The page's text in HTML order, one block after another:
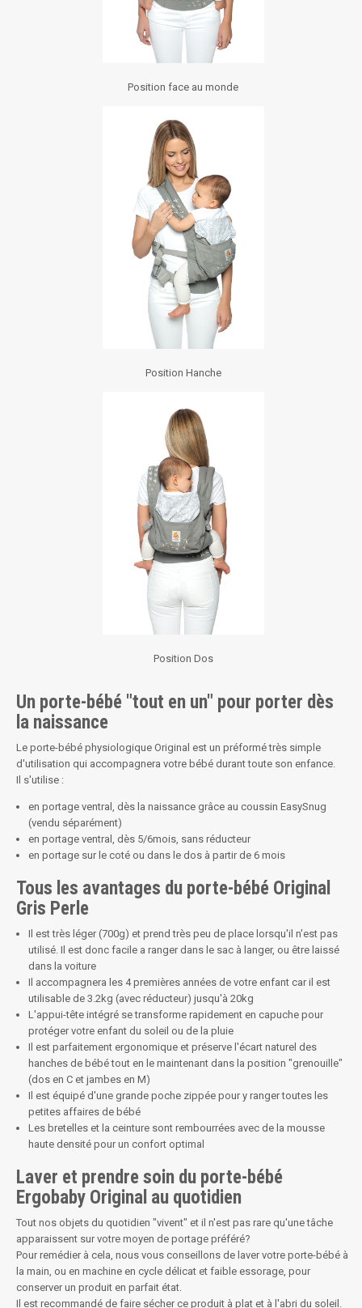
Position face au monde
Position Hanche
Position Dos
Un porte-bébé "tout en un" pour porter dès
la naissance
Le porte-bébé physiologique Original est un préformé très simple
d'utilisation qui accompagnera votre bébé durant toute son enfance.
Il s'utilise :
en portage ventral, dès la naissance grâce au coussin EasySnug
(vendu séparément)
en portage ventral, dès 5/6mois, sans réducteur
en portage sur le coté ou dans le dos à partir de 6 mois
Tous les avantages du porte-bébé Original
Gris Perle
Il est très léger (700g) et prend très peu de place lorsqu'il n'est pas
utilisé. Il est donc facile a ranger dans le sac à langer, ou être laissé
dans la voiture
Il accompagnera les 4 premières années de votre enfant car il est
utilisable de 3.2kg (avec réducteur) jusqu'à 20kg
L'appui-tête intégré se transforme rapidement en capuche pour
protéger votre enfant du soleil ou de la pluie
Il est parfaitement ergonomique et préserve l'écart naturel des
hanches de bébé tout en le maintenant dans la position "grenouille"
(dos en C et jambes en M)
Il est équipé d'une grande poche zippée pour y ranger toutes les
petites affaires de bébé
Les bretelles et la ceinture sont rembourrées avec de la mousse
haute densité pour un confort optimal
Laver et prendre soin du porte-bébé
Ergobaby Original au quotidien
Tout nos objets du quotidien "vivent" et il n'est pas rare qu'une tâche
apparaissent sur votre moyen de portage préféré?
Pour remédier à cela, nous vous conseillons de laver votre porte-bébé à
la main, ou en machine en cycle délicat et faible essorage, pour
conserver un produit en parfait état.
Il est recommandé de faire sécher ce produit à plat et à l'abri du soleil.